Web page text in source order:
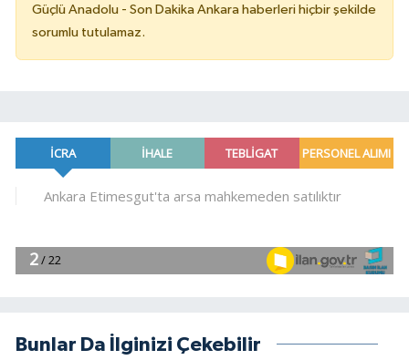
Güçlü Anadolu - Son Dakika Ankara haberleri hiçbir şekilde
sorumlu tutulamaz.
Bunlar Da İlginizi Çekebilir